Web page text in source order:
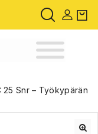
25 Snr – Työkypärän